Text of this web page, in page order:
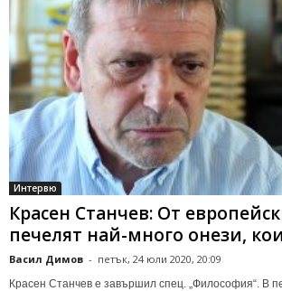
Интервю
Красен Станчев: От
печелят най-много онези,
Васил Димов - петък, 24 юли 2020, 20:09
Красен Станчев е завършил спец. „Философия“. В